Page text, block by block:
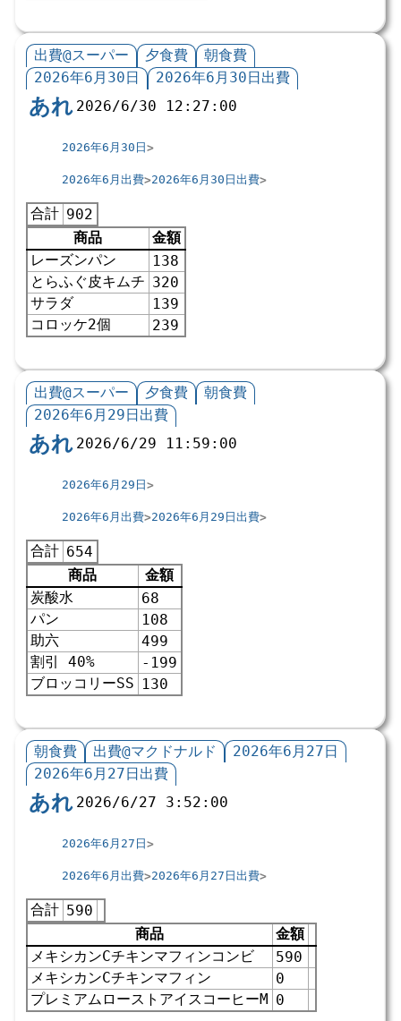
出費@スーパー 夕食費
朝食費
2026年6月30日
2026年6月30日出費
あれ 2026/6/30 12:27:00
2026年6月30日
2026年6月出費 2026年6月30日出費
合計 902
商品
金額
レーズンパン
138
とらふぐ皮キムチ 320
サラダ
139
コロッケ2個
239
出費@スーパー 夕食費
朝食費
2026年6月29日出費
あれ 2026/6/29 11:59:00
2026年6月29日
2026年6月出費 2026年6月29日出費
合計 654
商品
金額
炭酸水
68
パン
108
助六
499
割引 40%
-199
ブロッコリーSS 130
朝食費 出費@マクドナルド
2026年6月27日
2026年6月27日出費
あれ 2026/6/27 3:52:00
2026年6月27日
2026年6月出費 2026年6月27日出費
合計 590
商品
金額
メキシカンCチキンマフィンコンビ
590
メキシカンCチキンマフィン
0
プレミアムローストアイスコーヒーM 0